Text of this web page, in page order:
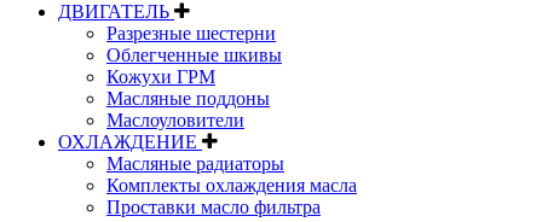
ДВИГАТЕЛЬ
Разрезные шестерни
Облегченные шкивы
Кожухи ГРМ
Масляные поддоны
Маслоуловители
ОХЛАЖДЕНИЕ
Масляные радиаторы
Комплекты охлаждения масла
Проставки масло фильтра